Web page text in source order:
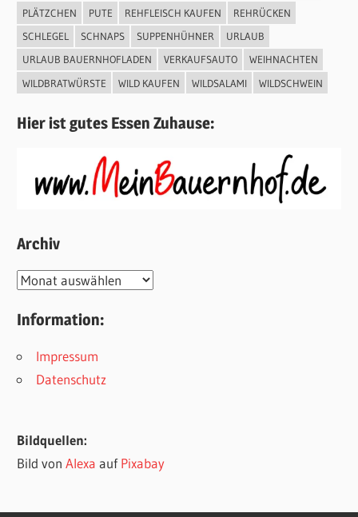
PLÄTZCHEN
PUTE REHFLEISCH KAUFEN
REHRÜCKEN
SCHLEGEL
SCHNAPS SUPPENHÜHNER
URLAUB
URLAUB BAUERNHOFLADEN
VERKAUFSAUTO
WEIHNACHTEN
WILDBRATWÜRSTE
WILD KAUFEN WILDSALAMI WILDSCHWEIN
Hier ist gutes Essen Zuhause:
Archiv
Archiv
Information:
Impressum
Datenschutz
Bildquellen:
Bild vonAlexa aufPixabay